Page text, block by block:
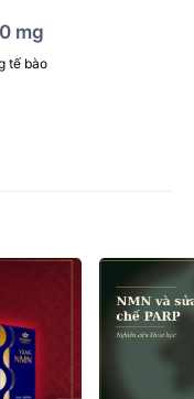
mg
tế bào